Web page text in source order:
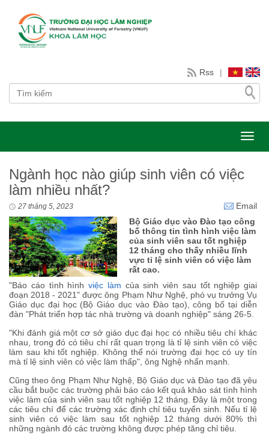
Rss |
Ngành học nào giúp sinh viên có việc
làm nhiều nhất?
27 tháng 5, 2023
Email
Bộ Giáo dục vào Đào tạo công
bố thông tin tình hình việc làm
của sinh viên sau tốt nghiệp
12 tháng cho thấy nhiều lĩnh
vực tỉ lệ sinh viên có việc làm
rất cao.
"Báo cáo tình hình việc làm của sinh viên sau tốt nghiệp giai
đoạn 2018 - 2021" được ông Phạm Như Nghệ, phó vụ trưởng Vụ
Giáo dục đại học (Bộ Giáo dục vào Đào tạo), công bố tại diễn
đàn "Phát triển hợp tác nhà trường và doanh nghiệp" sáng 26-5.
"Khi đánh giá một cơ sở giáo dục đại học có nhiều tiêu chí khác
nhau, trong đó có tiêu chí rất quan trọng là tỉ lệ sinh viên có việc
làm sau khi tốt nghiệp. Không thể nói trường đại học có uy tín
mà tỉ lệ sinh viên có việc làm thấp", ông Nghệ nhấn mạnh.
Cũng theo ông Phạm Như Nghệ, Bộ Giáo dục và Đào tạo đã yêu
cầu bắt buộc các trường phải báo cáo kết quả khảo sát tình hình
việc làm của sinh viên sau tốt nghiệp 12 tháng. Đây là một trong
các tiêu chí để các trường xác định chỉ tiêu tuyển sinh. Nếu tỉ lệ
sinh viên có việc làm sau tốt nghiệp 12 tháng dưới 80% thì
những ngành đó các trường không được phép tăng chỉ tiêu.